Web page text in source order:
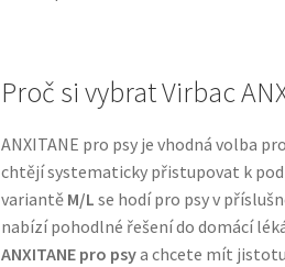
Proč si vybrat Virbac
ANXITANE pro psy je vhodná volba
chtějí systematicky přistupovat k
variantě M/L se hodí pro psy v
nabízí pohodlné řešení do domácí
ANXITANE pro psya chcete mít